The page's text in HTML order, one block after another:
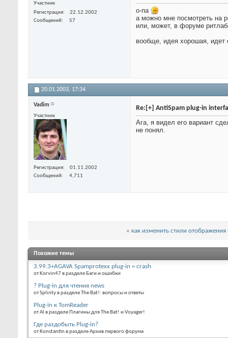
Участник
Регистрация
22.12.2002
Сообщений
57
о-па
а можно мне посмотреть на
или, может, в форуме
вообще, идея хорошая, идет
20.01.2003, 17:34
Vadim
Участник
Регистрация
01.11.2002
Сообщений
4,711
Re:[+] AntiSpam plug-in
Ага, я видел его вариант
не понял.
« как изменить стили отображения
Похожие темы
3.99.3+AGAVA Spamprotexx plug-in = crash
от Korvin47 в разделе Баги и ошибки
? Plug-in для чтения news
от Splinty в разделе The Bat!: вопросы и ответы
Plug-in к TomReader
от Al в разделе Плагины для The Bat! и Voyager!
Где раздобыть Plug-in?
от Konstantin в разделе Архив первого форума